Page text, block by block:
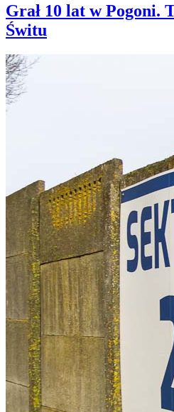
Grał 10 lat w Pogoni.
Świtu